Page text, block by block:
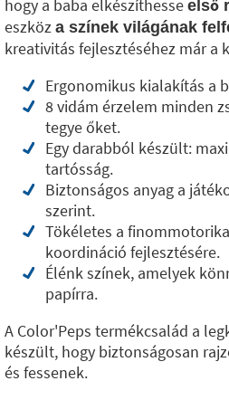
hogy a baba elkészíthesse első
eszköz a színek világának
kreativitás fejlesztéséhez már a
Ergonomikus kialakítás a
8 vidám érzelem minden
tegye őket.
Egy darabból készült:
tartósság.
Biztonságos anyag a
szerint.
Tökéletes a
koordináció fejlesztésére.
Élénk színek, amelyek
papírra.
A Color'Peps termékcsalád a
készült, hogy biztonságosan
és fessenek.